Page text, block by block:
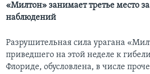
«Милтон» занимает третье место
наблюдений
Разрушительная сила урагана
приведшего на этой неделе к
Флориде, обусловлена, в числе